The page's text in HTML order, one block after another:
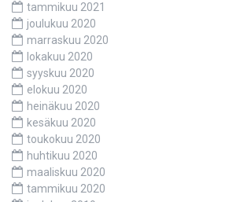
tammikuu 2021
joulukuu 2020
marraskuu 2020
lokakuu 2020
syyskuu 2020
elokuu 2020
heinäkuu 2020
kesäkuu 2020
toukokuu 2020
huhtikuu 2020
maaliskuu 2020
tammikuu 2020